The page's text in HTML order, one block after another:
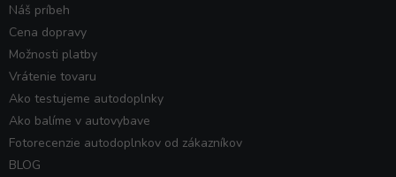
Náš príbeh
Cena dopravy
Možnosti platby
Vrátenie tovaru
Ako testujeme autodoplnky
Ako balíme v autovybave
Fotorecenzie autodoplnkov od zákazníkov
BLOG